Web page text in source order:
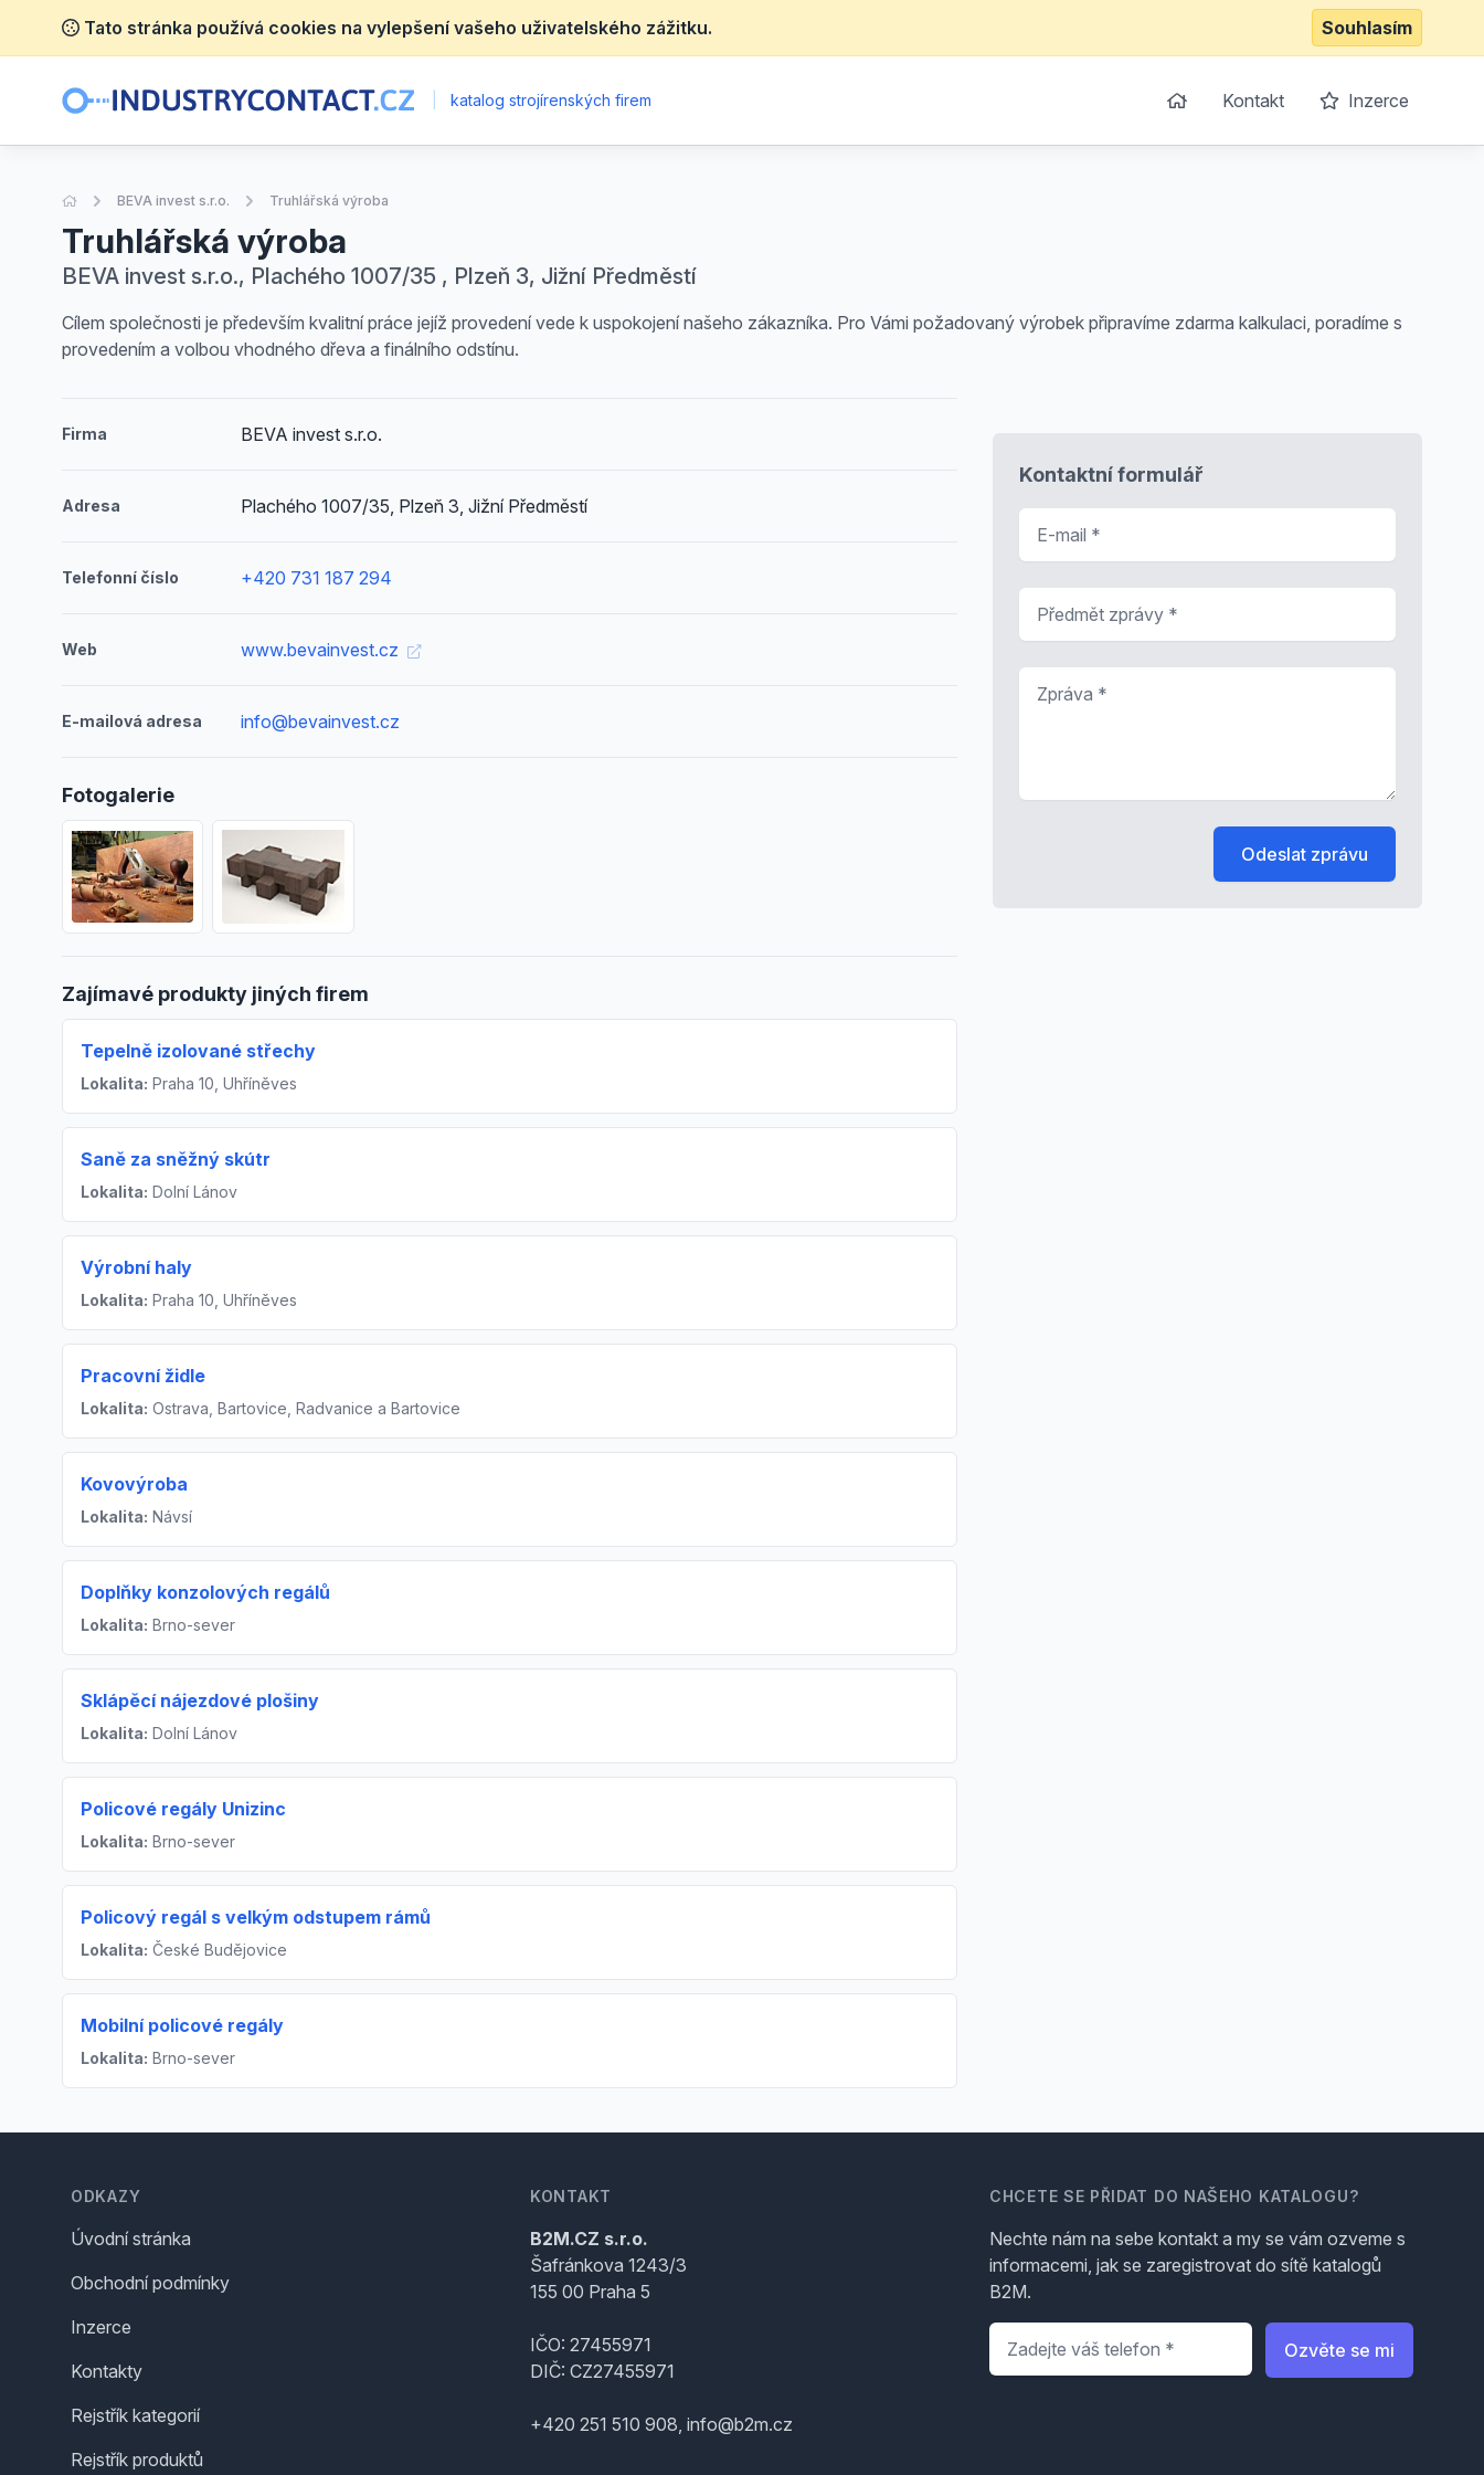
Tato stránka používá cookies na vylepšení vašeho uživatelského zážitku. Souhlasím
katalog strojírenských firem Kontakt Inzerce
Úvodní stránka
BEVA invest s.r.o. Truhlářská výroba
Truhlářská výroba
BEVA invest s.r.o., Plachého 1007/35 , Plzeň 3, Jižní Předměstí
Cílem společnosti je především kvalitní práce jejíž provedení vede k uspokojení našeho zákazníka. Pro Vámi požadovaný výrobek připravíme zdarma kalkulaci, poradíme s
provedením a volbou vhodného dřeva a finálního odstínu.
Firma BEVA invest s.r.o.
Adresa Plachého 1007/35, Plzeň 3, Jižní Předměstí
Telefonní číslo +420 731 187 294
Web www.bevainvest.cz
E-mailová adresa info@bevainvest.cz
Fotogalerie
Zajímavé produkty jiných firem
Tepelně izolované střechy
Lokalita: Praha 10, Uhříněves
Saně za sněžný skútr
Lokalita: Dolní Lánov
Výrobní haly
Lokalita: Praha 10, Uhříněves
Pracovní židle
Lokalita: Ostrava, Bartovice, Radvanice a Bartovice
Kovovýroba
Lokalita: Návsí
Doplňky konzolových regálů
Lokalita: Brno-sever
Sklápěcí nájezdové plošiny
Lokalita: Dolní Lánov
Policové regály Unizinc
Lokalita: Brno-sever
Policový regál s velkým odstupem rámů
Lokalita: České Budějovice
Mobilní policové regály
Lokalita: Brno-sever
Kontaktní formulář
Odeslat zprávu
ODKAZY
Úvodní stránka
Obchodní podmínky
Inzerce
Kontakty
Rejstřík kategorií
Rejstřík produktů
KONTAKT
B2M.CZ s.r.o.
Šafránkova 1243/3
155 00 Praha 5
IČO: 27455971
DIČ: CZ27455971
+420 251 510 908, info@b2m.cz
CHCETE SE PŘIDAT DO NAŠEHO KATALOGU?
Nechte nám na sebe kontakt a my se vám ozveme s
informacemi, jak se zaregistrovat do sítě katalogů
B2M.
Telefon
Ozvěte se mi